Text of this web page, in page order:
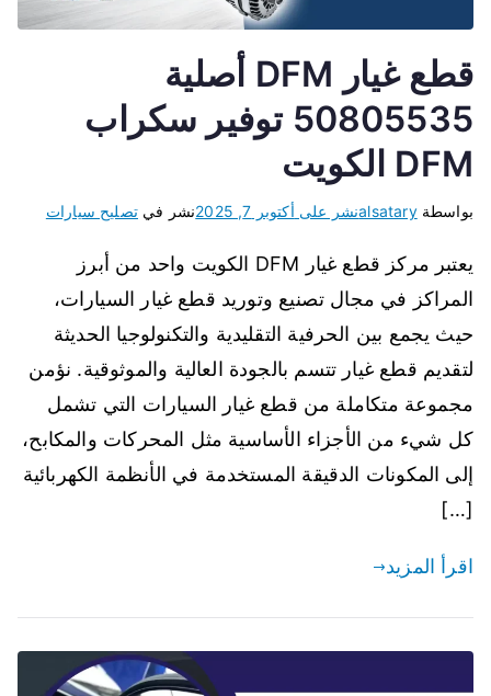
قطع غيار DFM أصلية
50805535 توفير سكراب
DFM الكويت
بواسطةalsataryنشر على أكتوبر 7, 2025 نشر في تصليح سيارات
يعتبر مركز قطع غيار DFM الكويت واحد من أبرز
المراكز في مجال تصنيع وتوريد قطع غيار السيارات،
حيث يجمع بين الحرفية التقليدية والتكنولوجيا الحديثة
لتقديم قطع غيار تتسم بالجودة العالية والموثوقية. نؤمن
مجموعة متكاملة من قطع غيار السيارات التي تشمل
كل شيء من الأجزاء الأساسية مثل المحركات والمكابح،
إلى المكونات الدقيقة المستخدمة في الأنظمة الكهربائية
[…]
اقرأ المزيد